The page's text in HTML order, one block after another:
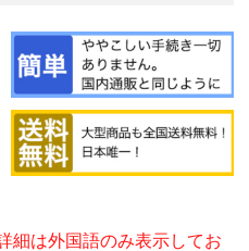
細は外国語のみ表示してお